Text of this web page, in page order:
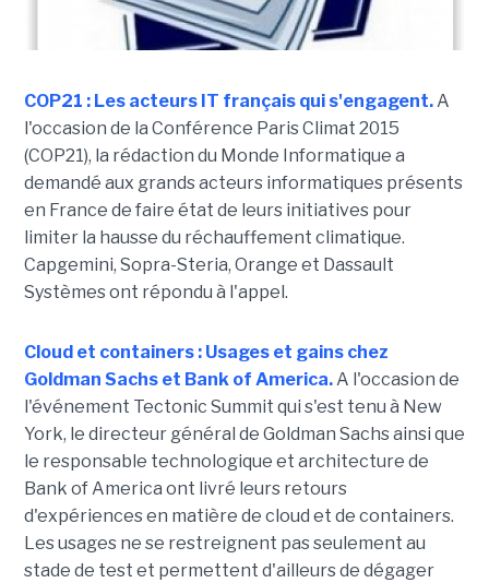
COP21 : Les acteurs IT français qui s'engagent.A
l'occasion de la Conférence Paris Climat 2015
(COP21), la rédaction du Monde Informatique a
demandé aux grands acteurs informatiques présents
en France de faire état de leurs initiatives pour
limiter la hausse du réchauffement climatique.
Capgemini, Sopra-Steria, Orange et Dassault
Systèmes ont répondu à l'appel.
Cloud et containers : Usages et gains chez
Goldman Sachs et Bank of America.A l'occasion de
l'événement Tectonic Summit qui s'est tenu à New
York, le directeur général de Goldman Sachs ainsi que
le responsable technologique et architecture de
Bank of America ont livré leurs retours
d'expériences en matière de cloud et de containers.
Les usages ne se restreignent pas seulement au
stade de test et permettent d'ailleurs de dégager